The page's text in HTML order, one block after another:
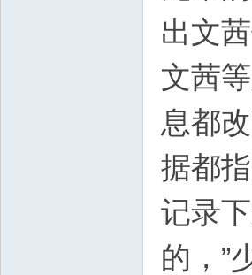
出文
文茜
息都
据都
记录
的，”